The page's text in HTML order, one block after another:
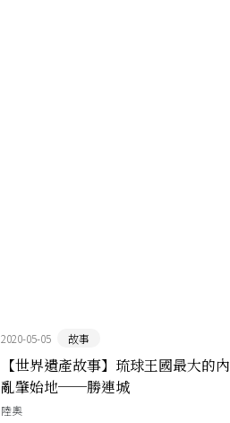
2020-05-05 故事
【世界遺產故事】琉球王國最大的內
亂肇始地──勝連城
陸奧